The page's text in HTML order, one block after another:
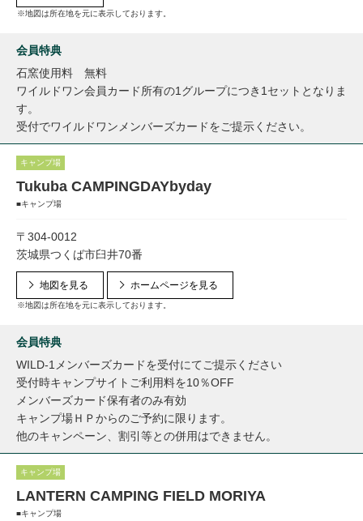
※地図は所在地を元に表示しております。
会員特典
石窯使用料 無料
ワイルドワン会員カード所有の1グループにつき1セットとなりま
す。
受付でワイルドワンメンバーズカードをご提示ください。
キャンプ場
Tukuba CAMPINGDAYbyday
■キャンプ場
〒304-0012
茨城県つくば市臼井70番
地図を見る
※地図は所在地を元に表示しております。
ホームページを見る
会員特典
WILD-1メンバーズカードを受付にてご提示ください
受付時キャンプサイトご利用料を10％OFF
メンバーズカード保有者のみ有効
キャンプ場ＨＰからのご予約に限ります。
他のキャンペーン、割引等との併用はできません。
キャンプ場
LANTERN CAMPING FIELD MORIYA
■キャンプ場